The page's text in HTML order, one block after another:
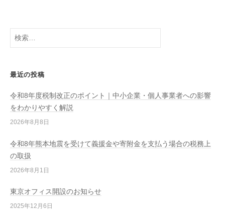
送
り
検
最近の投稿
令和8年度税制改正のポイント｜中小企業・個人事業者への影響
をわかりやすく解説
2026年8月8日
令和8年熊本地震を受けて義援金や寄附金を支払う場合の税務上
の取扱
2026年8月1日
東京オフィス開設のお知らせ
2025年12月6日